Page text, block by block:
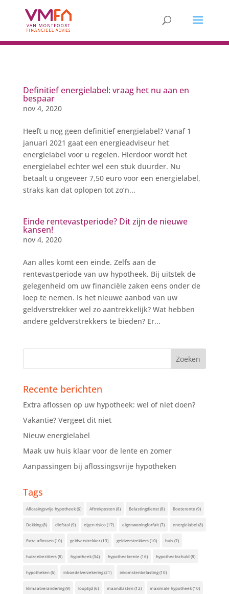
Definitief energielabel: vraag het nu aan en
bespaar
nov 4, 2020
Heeft u nog geen definitief energielabel? Vanaf 1
januari 2021 gaat een energieadviseur het
energielabel voor u regelen. Hierdoor wordt het
energielabel echter wel een stuk duurder. Nu
betaalt u ongeveer 7,50 euro voor een energielabel,
straks kan dat oplopen tot zo’n...
Einde rentevastperiode? Dit zijn de nieuwe
kansen!
nov 4, 2020
Aan alles komt een einde. Zelfs aan de
rentevastperiode van uw hypotheek. Bij uitstek de
gelegenheid om uw financiële zaken eens onder de
loep te nemen. Is het nieuwe aanbod van uw
geldverstrekker wel zo aantrekkelijk? Wat hebben
andere geldverstrekkers te bieden? Er...
Recente berichten
Extra aflossen op uw hypotheek: wel of niet doen?
Vakantie? Vergeet dit niet
Nieuw energielabel
Maak uw huis klaar voor de lente en zomer
Aanpassingen bij aflossingsvrije hypotheken
Tags
Aflossingsvrije hypotheek(6) Aftrekposten(8) Belastingdienst(8) Boeterente (9)
Dekking(8) diefstal(9) eigen risico(17) eigenwoningforfait(7) energielabel(8)
Extra aflossen(10) geldverstrekker(13) geldverstrekkers(10) huis(7)
huizenbezitters(8) hypotheek(34) hypotheekrente (16) hypotheekschuld(8)
hypotheken(6) inboedelverzekering(21) inkomstenbelasting(10)
klimaatverandering(9) looptijd(6) maandlasten(12) maximale hypotheek(10)